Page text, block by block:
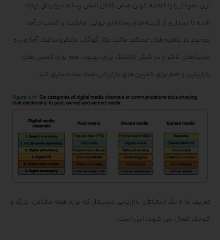
این نمودار را با خلاصه کردن شش کانال اصلی رسانه دیجیتال ایجاد
شده تا بسیاری از گزینه‌های رسانه‌ای پولی، مالکیت و کسب درآمد
موجود در پلتفرم‌های مختلف مانند متا، گوگل، مایکروسافت، آمازون و
سایت‌های ناشر را در شش تاکتیک برای بهبود، هم برای کمپین‌های
بازاریابی و هم برای کمپین‌های بازاریابی شما ساده‌سازی کند.
تعریف ما از یک استراتژی بازاریابی دیجیتال که برای همه مشاغل، بزرگ و
کوچک اعمال می شود، این است: